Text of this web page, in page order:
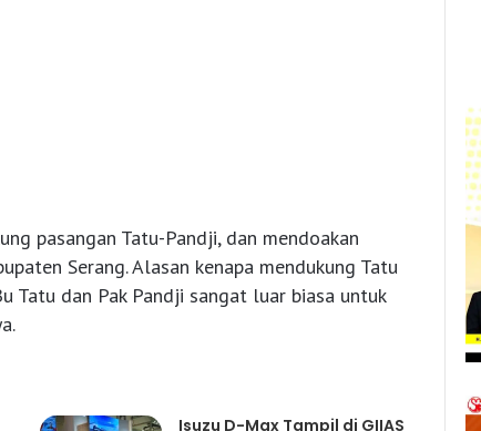
pasangan Tatu-Pandji, dan mendoakan
Serang. Alasan kenapa mendukung Tatu
Tatu dan Pak Pandji sangat luar biasa untuk
Isuzu D-Max Tampil di GIIAS